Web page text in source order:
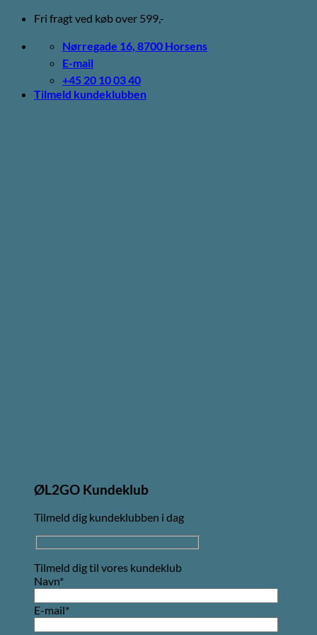
Fortsæt
indhold
Fri fragt ved køb over 599,-
Nørregade 16, 8700 Horsens
E-mail
+45 20 10 03 40
Tilmeld kundeklubben
ØL2GO Kundeklub
Tilmeld dig kundeklubben i dag
Tilmeld dig til vores kundeklub
Navn*
E-mail*